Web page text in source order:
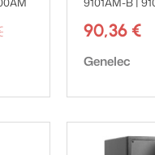
Alkuperäinen
Nykyinen
90,36 €
Tuotemerkki:
Genelec